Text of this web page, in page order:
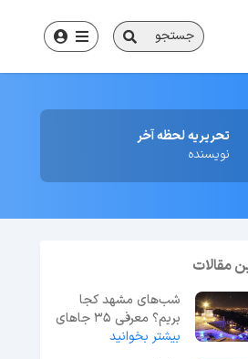
جستجو
تحریریه لحظه آخر
نویسنده
مقالات
شب‌های مشهد کجا
بریم؟ معرفی 35 جاهای
دیدنی مشهد در شب
بیشتر بخوانید